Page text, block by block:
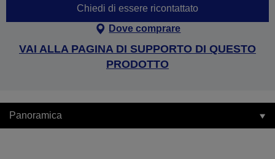
Chiedi di essere ricontattato
Dove comprare
VAI ALLA PAGINA DI SUPPORTO DI QUESTO
PRODOTTO
Panoramica